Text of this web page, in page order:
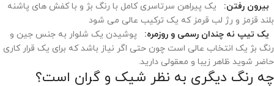
بیرون رفتن:
یک پیراهن سرتاسری کامل با رنگ بژ و با کفش های پاشنه
بلند قزمز و رژ لب قرمز که یک ترکیب عالی می شود
یک تیپ نه چندان رسمی و روزمره:
پوشیدن یک شلوار به جنس جین و
رنگ بژ یک انتخاب عالی است چون حتی اگر نیاز باشد که برای یک قرار کاری
حاضر شوید ظاهر زیبا و معقولی دارید.
چه رنگ دیگری به نظر شیک و گران است؟